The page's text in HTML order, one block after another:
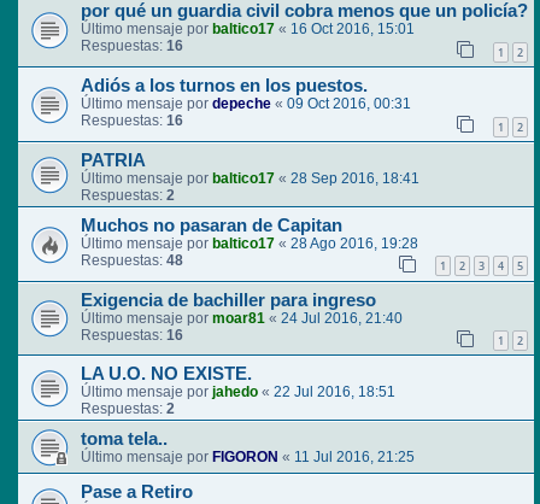
por qué un guardia civil cobra menos que un policía?
Último mensaje por baltico17 « 16 Oct 2016, 15:01
Respuestas: 16 1 2
Adiós a los turnos en los puestos.
Último mensaje por depeche « 09 Oct 2016, 00:31
Respuestas: 16 1 2
PATRIA
Último mensaje por baltico17 « 28 Sep 2016, 18:41
Respuestas: 2
Muchos no pasaran de Capitan
Último mensaje por baltico17 « 28 Ago 2016, 19:28
Respuestas: 48 1 2 3 4 5
Exigencia de bachiller para ingreso
Último mensaje por moar81 « 24 Jul 2016, 21:40
Respuestas: 16 1 2
LA U.O. NO EXISTE.
Último mensaje por jahedo « 22 Jul 2016, 18:51
Respuestas: 2
toma tela..
Último mensaje por FIGORON « 11 Jul 2016, 21:25
Pase a Retiro